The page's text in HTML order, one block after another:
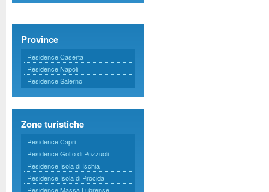
Province
Residence Caserta
Residence Napoli
Residence Salerno
Zone turistiche
Residence Capri
Residence Golfo di Pozzuoli
Residence Isola di Ischia
Residence Isola di Procida
Residence Massa Lubrense